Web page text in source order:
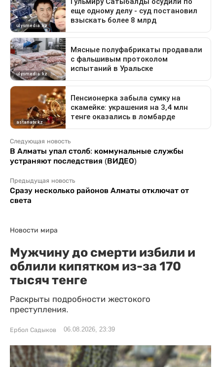
Следующая новость
В Алматы упал столб: коммунальные службы
устраняют последствия (ВИДЕО)
Предыдущая новость
Сразу несколько районов Алматы отключат от
света
Новости мира
Мужчину до смерти избили и
облили кипятком из-за 170
тысяч тенге
Раскрыты подробности жестокого
преступления.
Ербол Садыков 06.08.2026, 23:39